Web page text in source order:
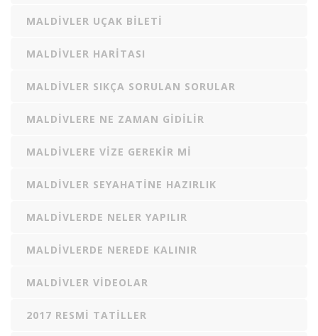
MALDIVLER UÇAK BILETI
MALDIVLER HARITASI
MALDIVLER SIKÇA SORULAN SORULAR
MALDIVLERE NE ZAMAN GIDILIR
MALDIVLERE VIZE GEREKIR MI
MALDIVLER SEYAHATINE HAZIRLIK
MALDIVLERDE NELER YAPILIR
MALDIVLERDE NEREDE KALINIR
MALDIVLER VIDEOLAR
2017 RESMI TATILLER